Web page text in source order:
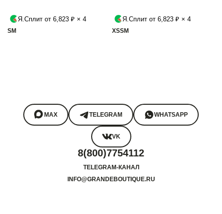
Я.Сплит от 6,823 ₽ × 4
SM
Я.Сплит от 6,823 ₽ × 4
XSSM
MAX TELEGRAM WHATSAPP
VK
8(800)7754112
TELEGRAM-КАНАЛ
INFO@GRANDEBOUTIQUE.RU